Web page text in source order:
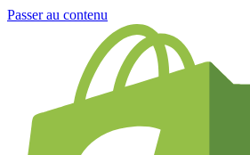
Passer au contenu